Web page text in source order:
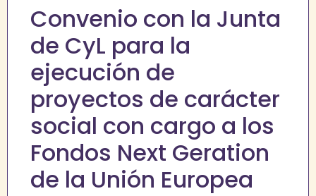
Convenio con la Junta
de CyL para la
ejecución de
proyectos de carácter
social con cargo a los
Fondos Next Geration
de la Unión Europea